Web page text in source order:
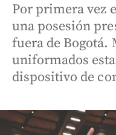
Por primera vez
una posesión
fuera de Bogotá.
uniformados
dispositivo de